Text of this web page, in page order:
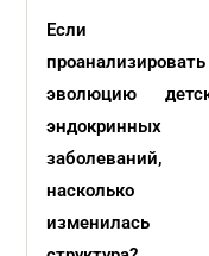
Если
проанализировать
эволюцию
эндокринных
заболеваний,
насколько
изменилась